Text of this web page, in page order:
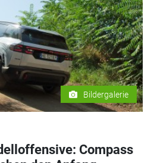
Bildergalerie
Compass